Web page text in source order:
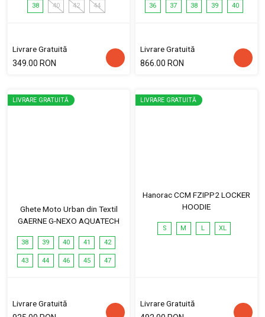
38 40 42 44
Livrare Gratuită
349.00 RON
36 37 38 39 40
Livrare Gratuită
866.00 RON
LIVRARE GRATUITĂ
Ghete Moto Urban din Textil
GAERNE G-NEXO AQUATECH
38 39 40 41 42
43 44 46 45 47
Livrare Gratuită
LIVRARE GRATUITĂ
Hanorac CCM FZIPP2 LOCKER
HOODIE
S M L XL
Livrare Gratuită